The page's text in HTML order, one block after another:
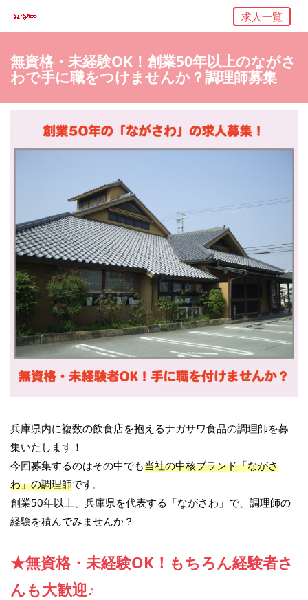
求人一覧
無資格・未経験OK！創業50年以上のながさ
わで手に職をつけませんか？調理師募集
兵庫県内に複数の飲食店を抱えるナガサワ食品の調理師を募
集いたします！
今回募集するのはその中でも当社の中核ブランド「ながさ
わ」の調理師です。
創業50年以上、兵庫県を代表する「ながさわ」で、調理師の
経験を積んでみませんか？
★無資格・未経験OK！もちろん経験者さ
んも大歓迎♪